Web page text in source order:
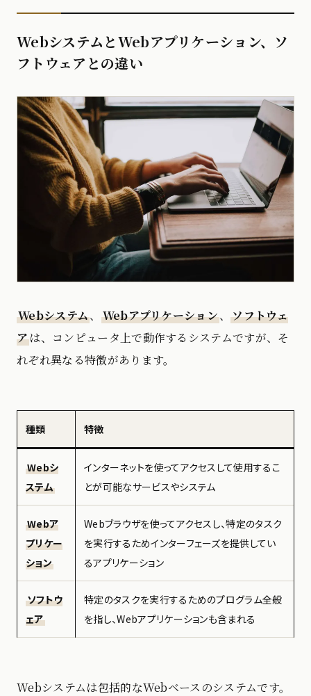
WebシステムとWebアプリケーション、ソ
フトウェアとの違い
Webシステム、 Webアプリケーション、ソフトウェ
アは、コンピュータ上で動作するシステムですが、そ
れぞれ異なる特徴があります。
種類 特徴
Webシ
ステム
インターネットを使ってアクセスして使用するこ
とが可能なサービスやシステム
Webア
プリケー
ション
Webブラウザを使ってアクセスし、特定のタスク
を実行するためインターフェーズを提供してい
るアプリケーション
ソフトウ
ェア
特定のタスクを実行するためのプログラム全般
を指し、Webアプリケーションも含まれる
Webシステムは包括的なWebベースのシステムです。